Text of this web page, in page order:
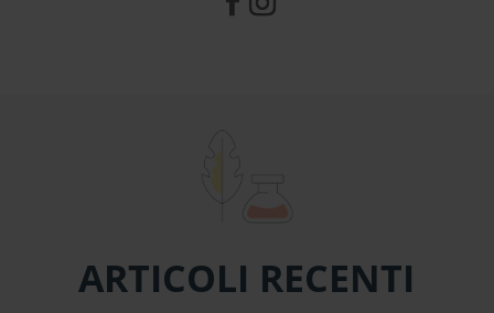
ARTICOLI RECENTI